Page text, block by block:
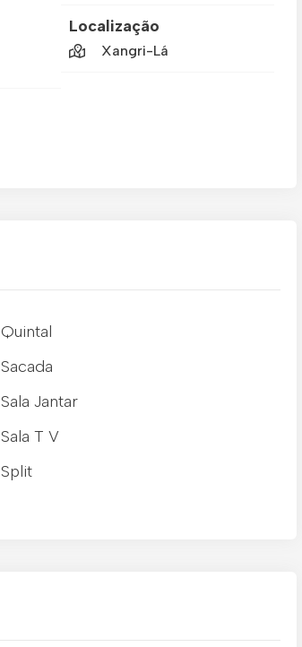
Localização
Xangri-Lá
Quintal
Sacada
Sala Jantar
Sala T V
Split